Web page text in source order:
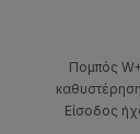
Πομπός
Είσοδος